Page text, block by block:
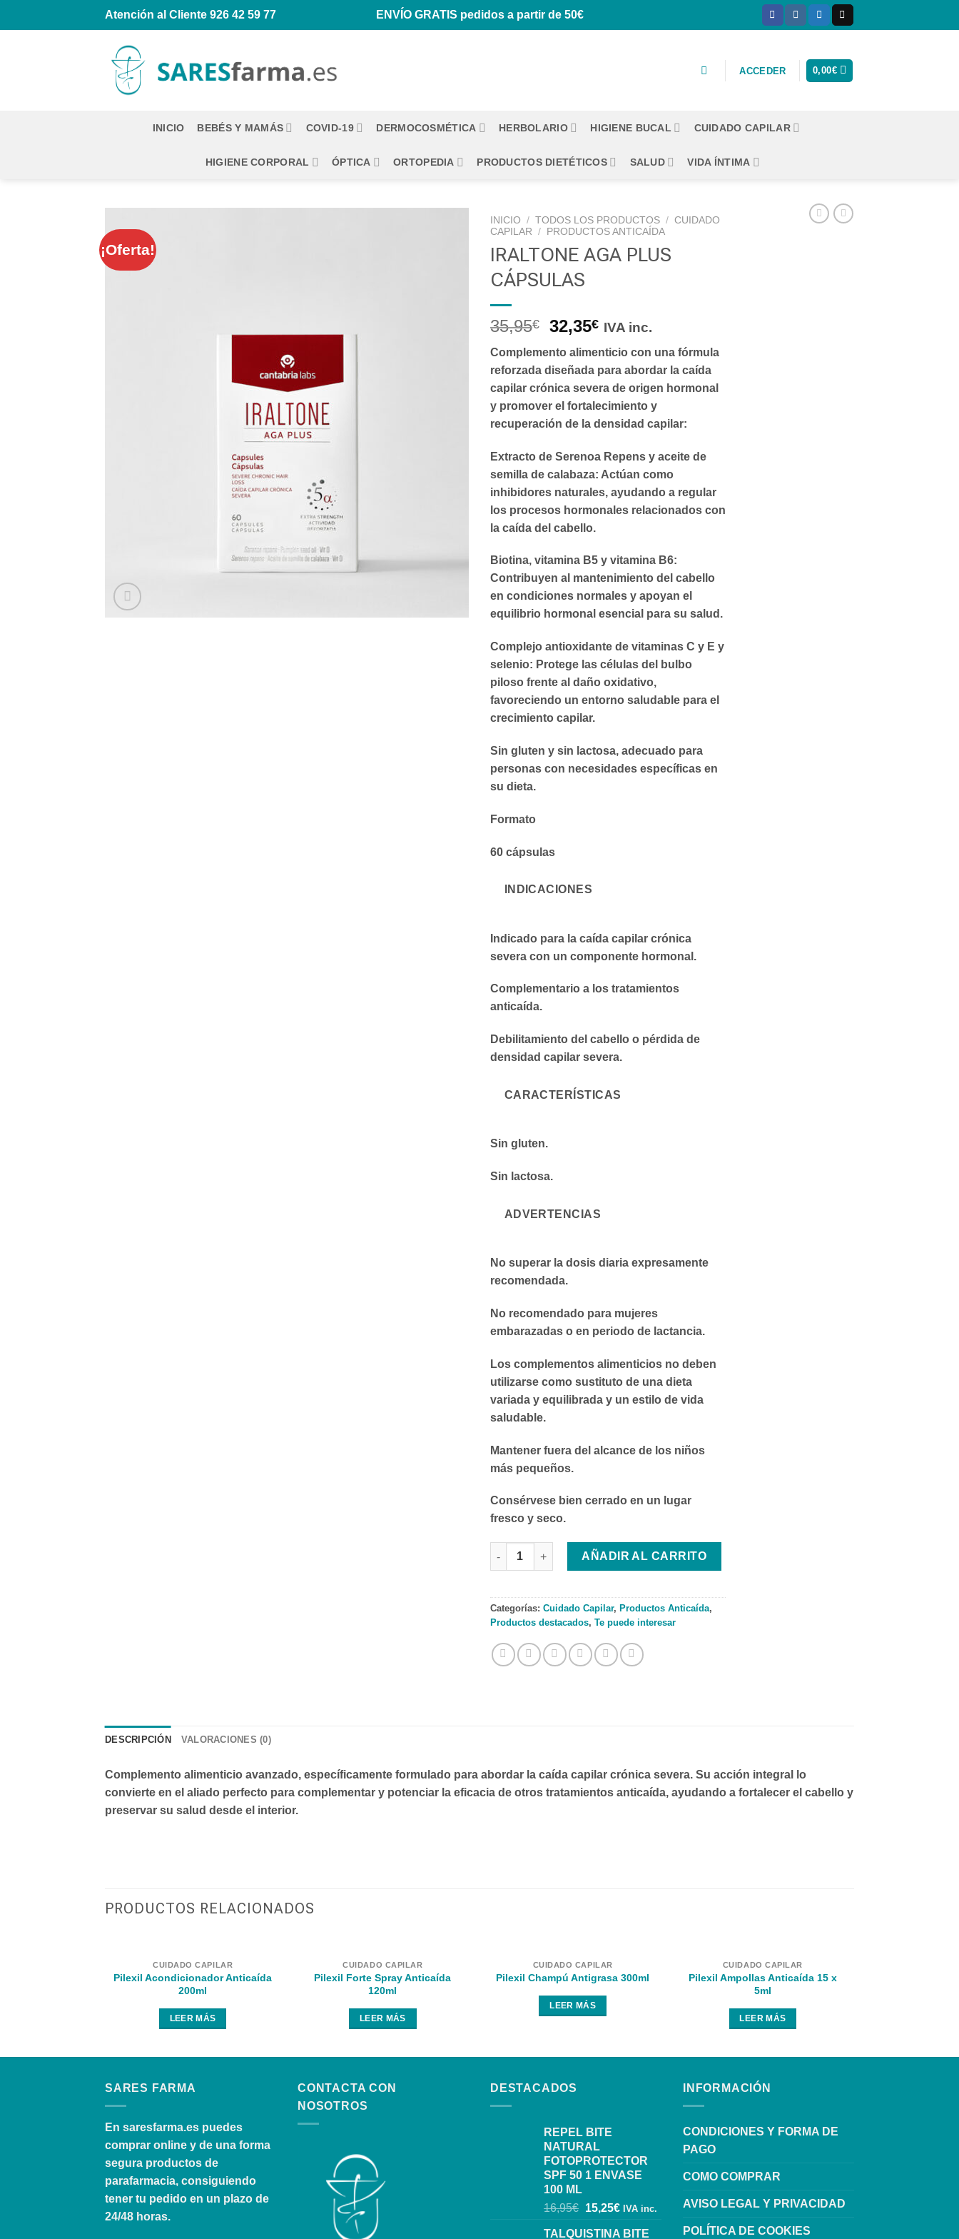
Atención al Cliente 926 42 59 77 ENVÍO GRATIS pedidos a partir de 50€
ACCEDER 0,00€
INICIO BEBÉS Y MAMÁS COVID-19 DERMOCOSMÉTICA HERBOLARIO HIGIENE BUCAL CUIDADO CAPILAR
HIGIENE CORPORAL ÓPTICA ORTOPEDIA PRODUCTOS DIETÉTICOS SALUD VIDA ÍNTIMA
¡Oferta!
INICIO / TODOS LOS PRODUCTOS / CUIDADO
CAPILAR
/ PRODUCTOS ANTICAÍDA
IRALTONE AGA PLUS
CÁPSULAS
35,95€ 32,35€ IVA inc.
Complemento alimenticio con una fórmula
reforzada diseñada para abordar la caída
capilar crónica severa de origen hormonal
y promover el fortalecimiento y
recuperación de la densidad capilar:
Extracto de Serenoa Repens y aceite de
semilla de calabaza: Actúan como
inhibidores naturales, ayudando a regular
los procesos hormonales relacionados con
la caída del cabello.
Biotina, vitamina B5 y vitamina B6:
Contribuyen al mantenimiento del cabello
en condiciones normales y apoyan el
equilibrio hormonal esencial para su salud.
Complejo antioxidante de vitaminas C y E y
selenio: Protege las células del bulbo
piloso frente al daño oxidativo,
favoreciendo un entorno saludable para el
crecimiento capilar.
Sin gluten y sin lactosa, adecuado para
personas con necesidades específicas en
su dieta.
Formato
60 cápsulas
INDICACIONES
Indicado para la caída capilar crónica
severa con un componente hormonal.
Complementario a los tratamientos
anticaída.
Debilitamiento del cabello o pérdida de
densidad capilar severa.
CARACTERÍSTICAS
Sin gluten.
Sin lactosa.
ADVERTENCIAS
No superar la dosis diaria expresamente
recomendada.
No recomendado para mujeres
embarazadas o en periodo de lactancia.
Los complementos alimenticios no deben
utilizarse como sustituto de una dieta
variada y equilibrada y un estilo de vida
saludable.
Mantener fuera del alcance de los niños
más pequeños.
Consérvese bien cerrado en un lugar
fresco y seco.
IRALTONE AGA PLUS CÁPSULAS cantidad
AÑADIR AL CARRITO
Categorías: Cuidado Capilar, Productos Anticaída,
Productos destacados, Te puede interesar
DESCRIPCIÓN VALORACIONES (0)
Complemento alimenticio avanzado, específicamente formulado para abordar la caída capilar crónica severa. Su acción integral lo
convierte en el aliado perfecto para complementar y potenciar la eficacia de otros tratamientos anticaída, ayudando a fortalecer el cabello y
preservar su salud desde el interior.
PRODUCTOS RELACIONADOS
CUIDADO CAPILAR
Pilexil Acondicionador Anticaída
200ml
LEER MÁS
CUIDADO CAPILAR
Pilexil Forte Spray Anticaída
120ml
LEER MÁS
CUIDADO CAPILAR
Pilexil Champú Antigrasa 300ml
LEER MÁS
CUIDADO CAPILAR
Pilexil Ampollas Anticaída 15 x
5ml
LEER MÁS
SARES FARMA
En saresfarma.es puedes
comprar online y de una forma
segura productos de
parafarmacia, consiguiendo
tener tu pedido en un plazo de
24/48 horas.
CONTACTA CON
NOSOTROS
DESTACADOS
REPEL BITE
NATURAL
FOTOPROTECTOR
SPF 50 1 ENVASE
100 ML
16,95€ 15,25€ IVA inc.
TALQUISTINA BITE
INFORMACIÓN
CONDICIONES Y FORMA DE
PAGO
COMO COMPRAR
AVISO LEGAL Y PRIVACIDAD
POLÍTICA DE COOKIES